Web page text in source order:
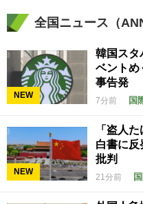
全国ニュース（
NEW
韓国スタ
ベント
事告発
7分前 国
NEW
「盗人
白書に
批判
21分前